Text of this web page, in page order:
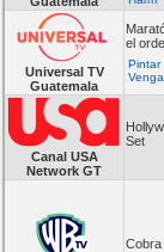
Universal TV
Guatemala
el
Pintar
Canal USA
Network GT
Set
Cobra